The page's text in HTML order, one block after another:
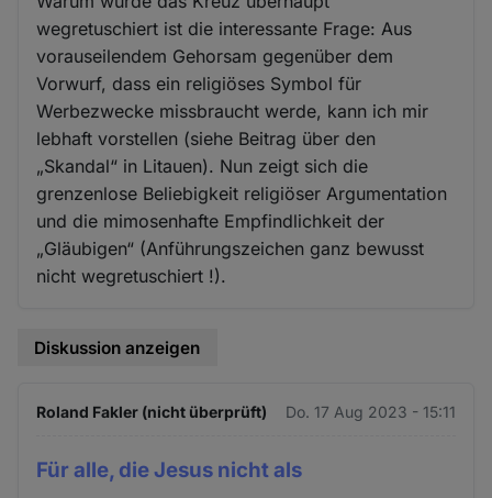
wegretuschiert ist die interessante Frage: Aus
vorauseilendem Gehorsam gegenüber dem
Vorwurf, dass ein religiöses Symbol für
Werbezwecke missbraucht werde, kann ich mir
lebhaft vorstellen (siehe Beitrag über den
„Skandal“ in Litauen). Nun zeigt sich die
grenzenlose Beliebigkeit religiöser Argumentation
und die mimosenhafte Empfindlichkeit der
„Gläubigen“ (Anführungszeichen ganz bewusst
nicht wegretuschiert !).
Diskussion anzeigen
Roland Fakler (nicht überprüft) Do. 17 Aug 2023 - 15:11
Für alle, die Jesus nicht als